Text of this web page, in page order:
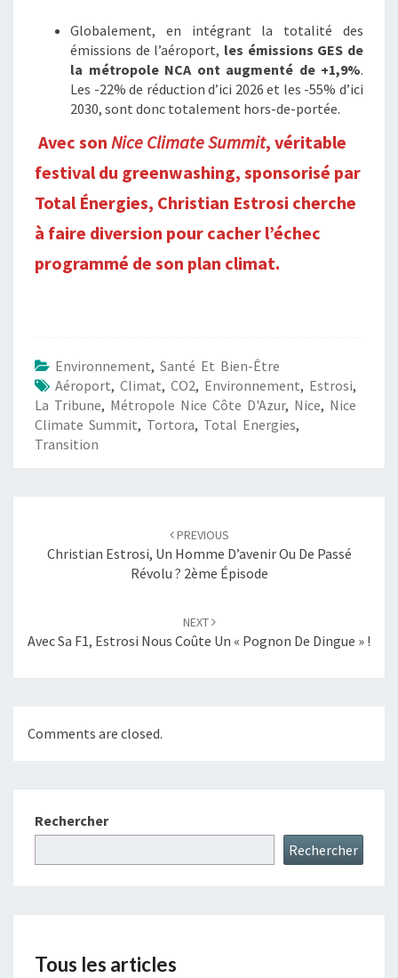
Globalement, en intégrant la totalité des
émissions de l’aéroport, les émissions GES de
la métropole NCA ont augmenté de +1,9%.
Les -22% de réduction d’ici 2026 et les -55% d’ici
2030, sont donc totalement hors-de-portée.
Avec son Nice Climate Summit, véritable
festival du greenwashing, sponsorisé par
Total Énergies, Christian Estrosi cherche
à faire diversion pour cacher l’échec
programmé de son plan climat.
Environnement, Santé Et Bien-Être
Aéroport, Climat, CO2, Environnement, Estrosi,
La Tribune, Métropole Nice Côte D'Azur, Nice, Nice
Climate Summit, Tortora, Total Energies,
Transition
PREVIOUS
Christian Estrosi, Un Homme D’avenir Ou De Passé
Révolu ? 2ème Épisode
NEXT
Avec Sa F1, Estrosi Nous Coûte Un « Pognon De Dingue » !
Comments are closed.
Rechercher
Rechercher
Tous les articles